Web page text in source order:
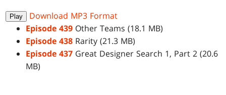
Play
Download MP3 Format
Episode 439 Other Teams (18.1 MB)
Episode 438 Rarity (21.3 MB)
Episode 437 Great Designer Search 1, Part 2 (20.6
MB)